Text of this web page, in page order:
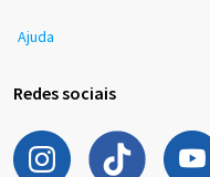
Ajuda
Redes sociais